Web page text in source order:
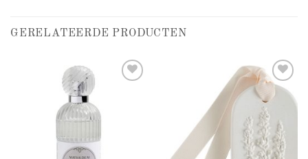
GERELATEERDE PRODUCTEN
Add to
wishlist